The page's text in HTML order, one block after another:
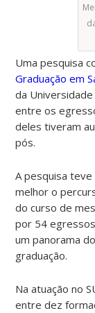
Uma pesquisa
Graduação em
da Universidade
entre os
deles tiveram
pós.
A pesquisa
melhor o
do curso de
por 54
um panorama
graduação.
Na atuação no
entre dez